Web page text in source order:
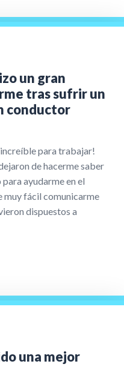
un gran
tras sufrir un
conductor
increíble para trabajar!
de hacerme saber
ayudarme en el
muy fácil comunicarme
dispuestos a
una mejor